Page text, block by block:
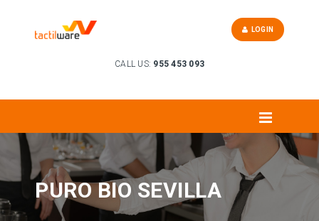
CALL US: 955 453 093
LOGIN
PURO BIO SEVILLA